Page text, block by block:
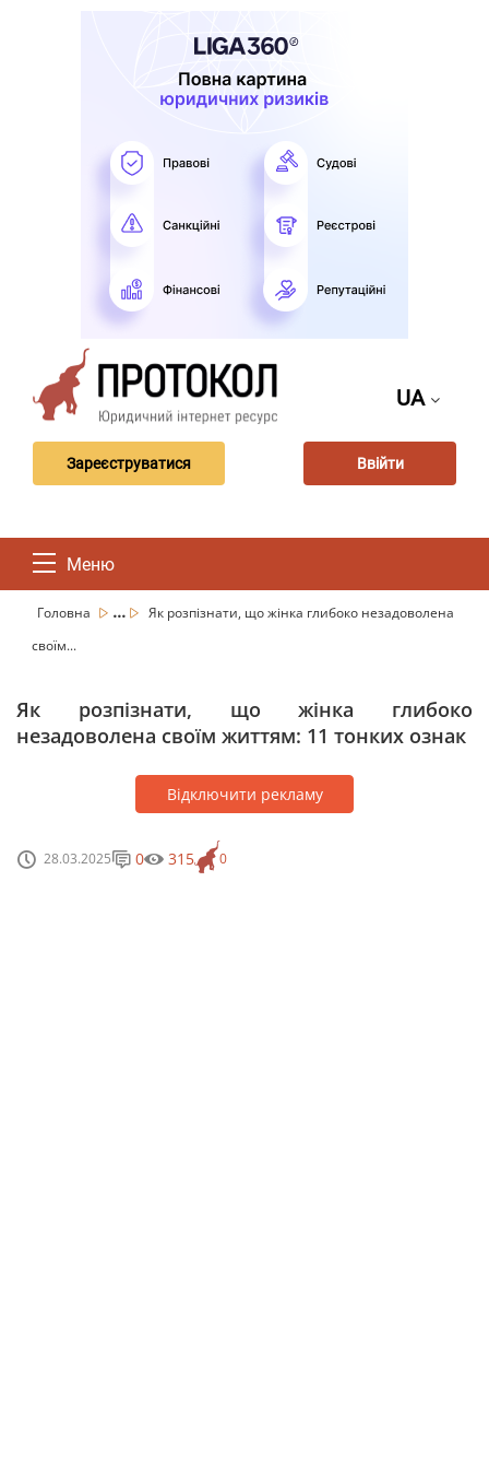
UA
Зареєструватися Ввійти
Меню
Головна ...
Як розпізнати, що жінка глибоко незадоволена
своїм...
Як розпізнати, що жінка глибоко
незадоволена своїм життям: 11 тонких ознак
Відключити рекламу
28.03.2025 0
0 315